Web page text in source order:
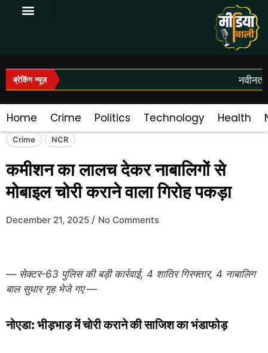
ब्रेकिंग न्यूज़
Home Crime Politics Technology Health
Crime NCR
कमीशन का लालच देकर नाबालिगों से
मोबाइल चोरी कराने वाला गिरोह पकड़ा
December 21, 2025 / No Comments
— सेक्टर-63 पुलिस की बड़ी कार्रवाई, 4 शातिर गिरफ्तार, 4 नाबालिग
बाल सुधार गृह भेजे गए —
नोएडा: भीड़भाड़ में चोरी कराने की साजिश का भंडाफोड़